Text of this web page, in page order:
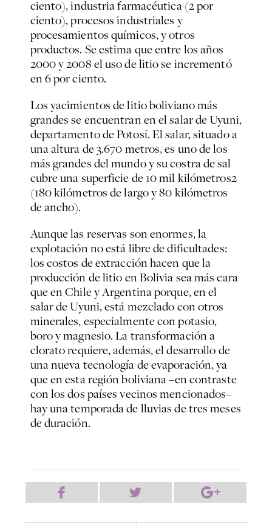
ciento), industria farmacéutica (2 por
ciento), procesos industriales y
procesamientos químicos, y otros
productos. Se estima que entre los años
2000 y 2008 el uso de litio se incrementó
en 6 por ciento.
Los yacimientos de litio boliviano más
grandes se encuentran en el salar de Uyuni,
departamento de Potosí. El salar, situado a
una altura de 3.670 metros, es uno de los
más grandes del mundo y su costra de sal
cubre una superficie de 10 mil kilómetros2
(180 kilómetros de largo y 80 kilómetros
de ancho).
Aunque las reservas son enormes, la
explotación no está libre de dificultades:
los costos de extracción hacen que la
producción de litio en Bolivia sea más cara
que en Chile y Argentina porque, en el
salar de Uyuni, está mezclado con otros
minerales, especialmente con potasio,
boro y magnesio. La transformación a
clorato requiere, además, el desarrollo de
una nueva tecnología de evaporación, ya
que en esta región boliviana –en contraste
con los dos países vecinos mencionados–
hay una temporada de lluvias de tres meses
de duración.